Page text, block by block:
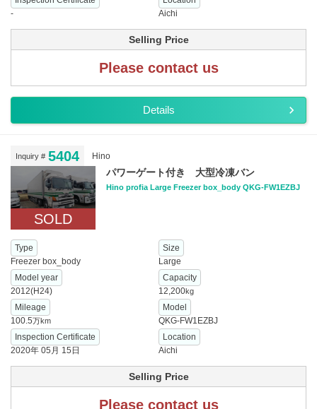
-
Aichi
Selling Price
Please contact us
Details
Inquiry # 5404 Hino
SOLD
パワーゲート付き 大型冷凍バン
Hino profia Large Freezer box_body QKG-FW1EZBJ
Type
Freezer box_body
Size
Large
Model year
2012(H24)
Capacity
12,200kg
Mileage
100.5万km
Model
QKG-FW1EZBJ
Inspection Certificate
2020年 05月 15日
Location
Aichi
Selling Price
Please contact us